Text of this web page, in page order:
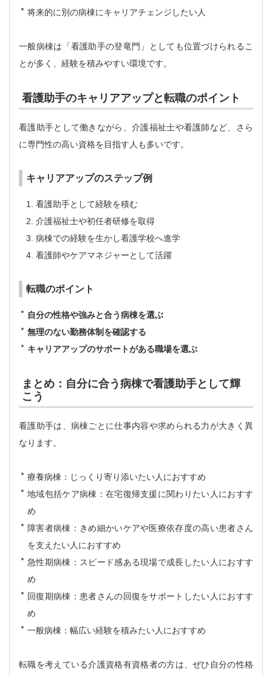
将来的に別の病棟にキャリアチェンジしたい人
一般病棟は「看護助手の登竜門」としても位置づけられるこ
とが多く、経験を積みやすい環境です。
看護助手のキャリアアップと転職のポイント
看護助手として働きながら、介護福祉士や看護師など、さら
に専門性の高い資格を目指す人も多いです。
キャリアアップのステップ例
看護助手として経験を積む
介護福祉士や初任者研修を取得
病棟での経験を生かし看護学校へ進学
看護師やケアマネジャーとして活躍
転職のポイント
自分の性格や強みと合う病棟を選ぶ
無理のない勤務体制を確認する
キャリアアップのサポートがある職場を選ぶ
まとめ：自分に合う病棟で看護助手として輝
こう
看護助手は、病棟ごとに仕事内容や求められる力が大きく異
なります。
療養病棟：じっくり寄り添いたい人におすすめ
地域包括ケア病棟：在宅復帰支援に関わりたい人におすす
め
障害者病棟：きめ細かいケアや医療依存度の高い患者さん
を支えたい人におすすめ
急性期病棟：スピード感ある現場で成長したい人におすす
め
回復期病棟：患者さんの回復をサポートしたい人におすす
め
一般病棟：幅広い経験を積みたい人におすすめ
転職を考えている介護資格有資格者の方は、ぜひ自分の性格